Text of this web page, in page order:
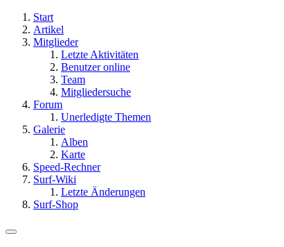
Start
Artikel
Mitglieder
Letzte Aktivitäten
Benutzer online
Team
Mitgliedersuche
Forum
Unerledigte Themen
Galerie
Alben
Karte
Speed-Rechner
Surf-Wiki
Letzte Änderungen
Surf-Shop